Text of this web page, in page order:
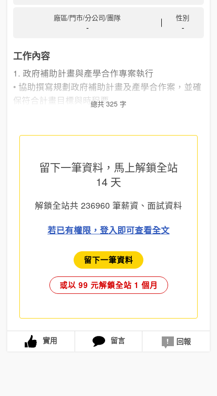
廠區/門市/分公司/團隊
-
性別
-
工作內容
1. 政府補助計畫與產學合作專案執行
• 協助撰寫規劃政府補助計畫及產學合作案，並確
保符合計畫目標與時程要...
總共 325 字
留下一筆資料，馬上解鎖全站
14 天
解鎖全站共 236960 筆薪資、面試資料
若已有權限，登入即可查看全文
留下一筆資料
或以 99 元解鎖全站 1 個月
實用 留言 回報